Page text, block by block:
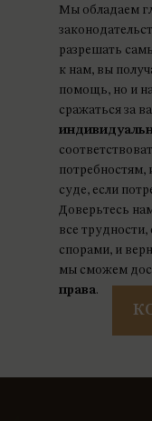
Мы обладаем
разрешать
к нам, вы
помощь, но и
сражаться за
потребностям,
суде, если
Доверьтесь
все
спорами, и
мы сможем
права.